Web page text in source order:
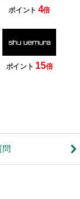
ポイント 4倍
ポイント 15倍
問